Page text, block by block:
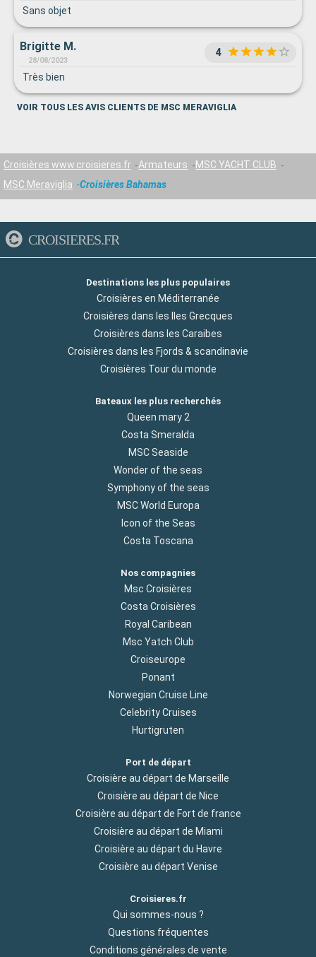
Sans objet
Brigitte M.
28/08/2023
4
Très bien
VOIR TOUS LES AVIS CLIENTS DE MSC MERAVIGLIA
Croisières www.croisieres.fr Armateurs
MSC YACHT CLUB
MSC Meraviglia
Croisières Bahamas
CROISIERES.FR
Destinations les plus populaires
Croisières en Méditerranée
Croisières dans les Iles Grecques
Croisières dans les Caraibes
Croisières dans les Fjords & scandinavie
Croisières Tour du monde
Bateaux les plus recherchés
Queen mary 2
Costa Smeralda
MSC Seaside
Wonder of the seas
Symphony of the seas
MSC World Europa
Icon of the Seas
Costa Toscana
Nos compagnies
Msc Croisières
Costa Croisières
Royal Caribean
Msc Yatch Club
Croiseurope
Ponant
Norwegian Cruise Line
Celebrity Cruises
Hurtigruten
Port de départ
Croisière au départ de Marseille
Croisière au départ de Nice
Croisière au départ de Fort de france
Croisière au départ de Miami
Croisière au départ du Havre
Croisière au départ Venise
Croisieres.fr
Qui sommes-nous ?
Questions fréquentes
Conditions générales de vente